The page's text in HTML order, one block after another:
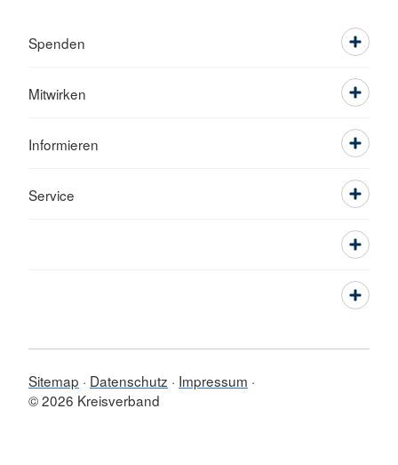
Spenden
Mitwirken
Informieren
Service
Sitemap Datenschutz
Impressum
© 2026 Kreisverband